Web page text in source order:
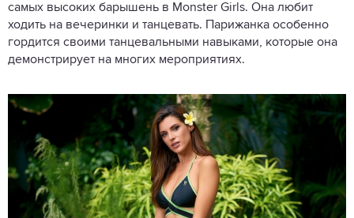
самых высоких барышень в Monster Girls. Она любит
ходить на вечеринки и танцевать. Парижанка особенно
гордится своими танцевальными навыками, которые она
демонстрирует на многих мероприятиях.